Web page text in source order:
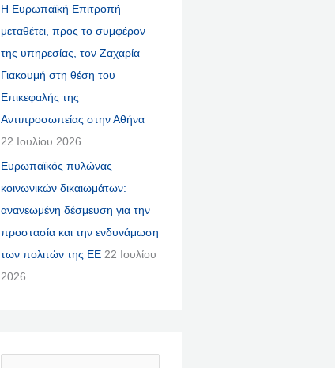
Η Ευρωπαϊκή Επιτροπή
μεταθέτει, προς το συμφέρον
της υπηρεσίας, τον Ζαχαρία
Γιακουμή στη θέση του
Επικεφαλής της
Αντιπροσωπείας στην Αθήνα
22 Ιουλίου 2026
Ευρωπαϊκός πυλώνας
κοινωνικών δικαιωμάτων:
ανανεωμένη δέσμευση για την
προστασία και την ενδυνάμωση
των πολιτών της ΕΕ 22 Ιουλίου
2026